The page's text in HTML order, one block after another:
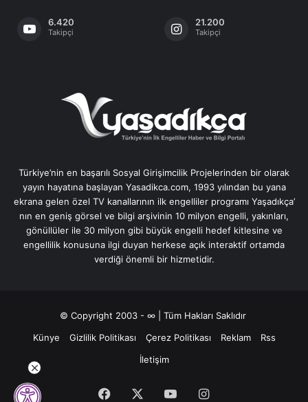
6.420
Takipçi
21.200
Takipçi
Türkiye’nin en başarılı Sosyal Girişimcilik Projelerinden bir olarak
yayın hayatına başlayan Yasadikca.com, 1993 yılından bu yana
ekrana gelen özel TV kanallarının ilk engelliler programı Yaşadıkça’
nın en geniş görsel ve bilgi arşivinin 10 milyon engelli, yakınları,
gönüllüler ile 30 milyon gibi büyük engelli hedef kitlesine ve
engellilik konusuna ilgi duyan herkese açık interaktif ortamda
verdiği önemli bir hizmetidir.
© Copyright 2003 - ∞ | Tüm Hakları Saklıdır
Künye
Gizlilik Politikası Çerez Politikası Reklam
Rss
İletişim
Facebook YouTubeInstagram